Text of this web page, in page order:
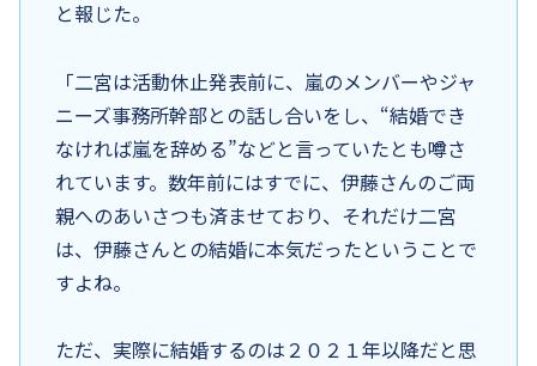
と報じた。
「二宮は活動休止発表前に、嵐のメンバーやジャ
ニーズ事務所幹部との話し合いをし、“結婚でき
なければ嵐を辞める”などと言っていたとも噂さ
れています。数年前にはすでに、伊藤さんのご両
親へのあいさつも済ませており、それだけ二宮
は、伊藤さんとの結婚に本気だったということで
すよね。
ただ、実際に結婚するのは２０２１年以降だと思